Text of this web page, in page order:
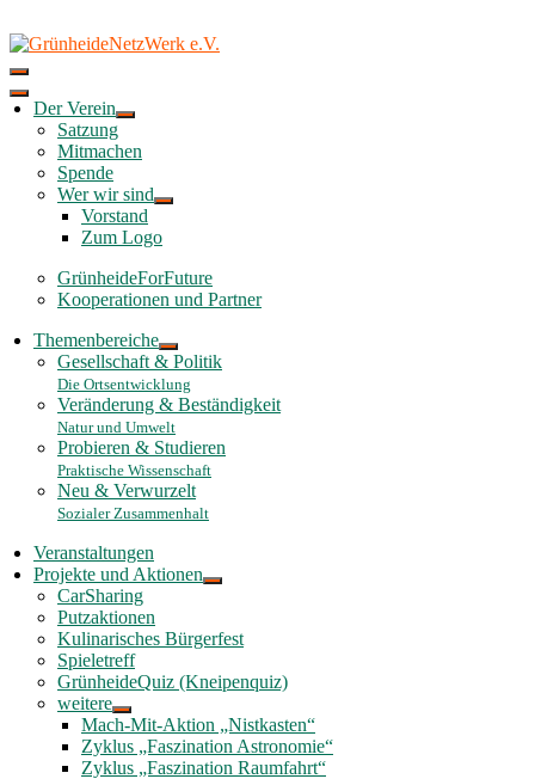
to
Der Verein
Satzung
Mitmachen
Spende
Wer wir sind
Vorstand
Zum Logo
GrünheideForFuture
Kooperationen und Partner
Themenbereiche
Gesellschaft & Politik
Die Ortsentwicklung
Veränderung & Beständigkeit
Natur und Umwelt
Probieren & Studieren
Praktische Wissenschaft
Neu & Verwurzelt
Sozialer Zusammenhalt
Veranstaltungen
Projekte und Aktionen
CarSharing
Putzaktionen
Kulinarisches Bürgerfest
Spieletreff
GrünheideQuiz (Kneipenquiz)
weitere
Mach-Mit-Aktion „Nistkasten“
Zyklus „Faszination Astronomie“
Zyklus „Faszination Raumfahrt“